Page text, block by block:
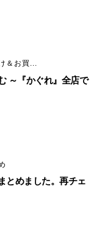
＆お買...
～『かぐれ』全店で
とめました。再チェ